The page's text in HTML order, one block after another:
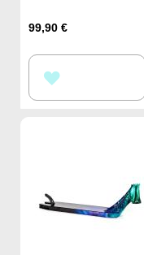
99,90 €
WUNSCHLISTE